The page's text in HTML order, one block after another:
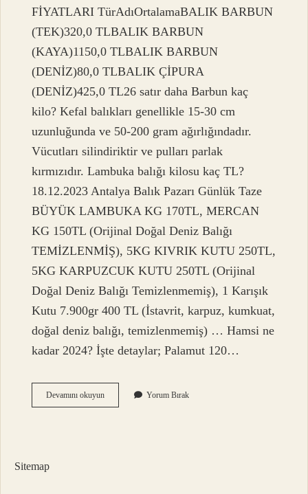
FİYATLARI TürAdıOrtalamaBALIK BARBUN
(TEK)320,0 TLBALIK BARBUN
(KAYA)1150,0 TLBALIK BARBUN
(DENİZ)80,0 TLBALIK ÇİPURA
(DENİZ)425,0 TL26 satır daha Barbun kaç
kilo? Kefal balıkları genellikle 15-30 cm
uzunluğunda ve 50-200 gram ağırlığındadır.
Vücutları silindiriktir ve pulları parlak
kırmızıdır. Lambuka balığı kilosu kaç TL?
18.12.2023 Antalya Balık Pazarı Günlük Taze
BÜYÜK LAMBUKA KG 170TL, MERCAN
KG 150TL (Orijinal Doğal Deniz Balığı
TEMİZLENMİŞ), 5KG KIVRIK KUTU 250TL,
5KG KARPUZCUK KUTU 250TL (Orijinal
Doğal Deniz Balığı Temizlenmemiş), 1 Karışık
Kutu 7.900gr 400 TL (İstavrit, karpuz, kumkuat,
doğal deniz balığı, temizlenmemiş) … Hamsi ne
kadar 2024? İşte detaylar; Palamut 120…
Devamını okuyunBarbun
Kilosu
Yorum Bırak
Sitemap